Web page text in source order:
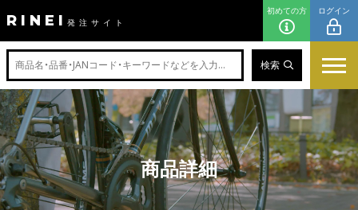
RINEI 発注サイト
初めての方 ログイン
検索
商品詳細